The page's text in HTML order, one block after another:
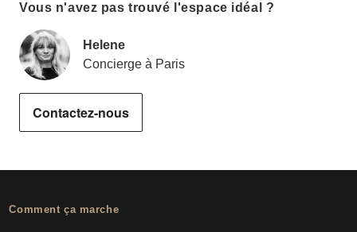
Vous n'avez pas trouvé l'espace idéal ?
Helene
Concierge à Paris
Contactez-nous
Comment ça marche